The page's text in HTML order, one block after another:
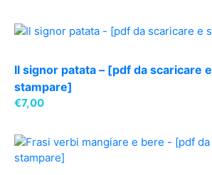
Il signor patata – [pdf da scaricare e
stampare]
€7,00